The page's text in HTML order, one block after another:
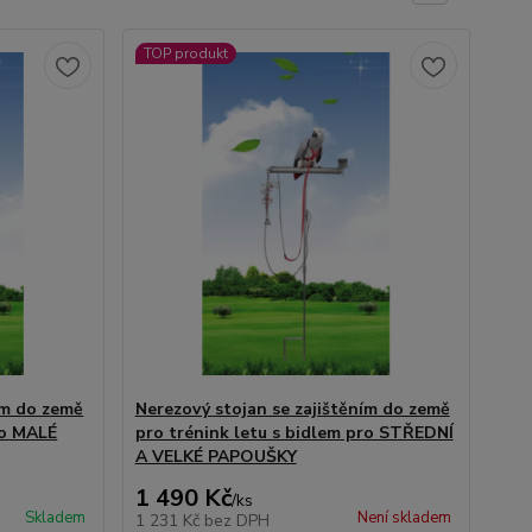
do země
MALÉ
Skladem
TOP produkt
Nerezový stojan se zajištěním do země
pro trénink letu s bidlem pro STŘEDNÍ
A VELKÉ PAPOUŠKY
1 490 Kč/ks
1 231 Kč bez DPH Není skladem